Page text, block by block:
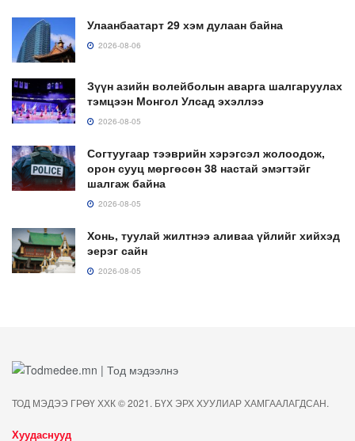
Улаанбаатарт 29 хэм дулаан байна
2026-08-06
Зүүн азийн волейболын аварга шалгаруулах
тэмцээн Монгол Улсад эхэллээ
2026-08-05
Согтуугаар тээврийн хэрэгсэл жолоодож,
орон сууц мөргөсөн 38 настай эмэгтэйг
шалгаж байна
2026-08-05
Хонь, туулай жилтнээ аливаа үйлийг хийхэд
эерэг сайн
2026-08-05
ТОД МЭДЭЭ ГРӨҮ ХХК © 2021. БҮХ ЭРХ ХУУЛИАР ХАМГААЛАГДСАН.
Хуудаснууд